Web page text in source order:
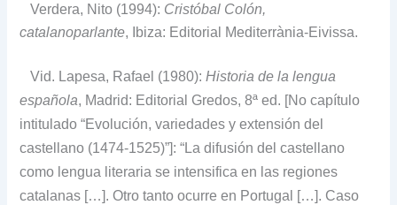
Verdera, Nito (1994): Cristóbal Colón,
catalanoparlante, Ibiza: Editorial Mediterrània-Eivissa.
Vid. Lapesa, Rafael (1980):Historia de la lengua
española, Madrid: Editorial Gredos, 8ª ed. [No capítulo
intitulado “Evolución, variedades y extensión del
castellano (1474-1525)”]: “La difusión del castellano
como lengua literaria se intensifica en las regiones
catalanas […]. Otro tanto ocurre en Portugal […]. Caso